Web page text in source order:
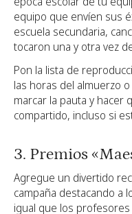
equipo que envíen sus
escuela secundaria,
tocaron una y otra vez
Pon la lista de
las horas del almuerzo
marcar la pauta y hacer
compartido, incluso si
3. Premios
Agregue un divertido
campaña destacando a
igual que los